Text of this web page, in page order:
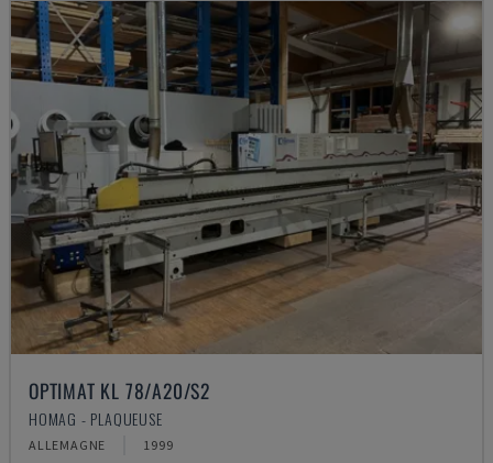
OPTIMAT KL 78/A20/S2
HOMAG - PLAQUEUSE
ALLEMAGNE 1999